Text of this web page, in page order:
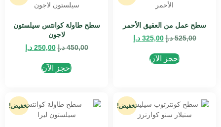
سطح عمل من العقيق الأحمر
525,00 د.إ 325,00 د.إ
احجز الآن
سطح طاولة كوانتس سيلستون
لاجون
450,00 د.إ 250,00 د.إ
احجز الآن
تخفيض! تخفيض!